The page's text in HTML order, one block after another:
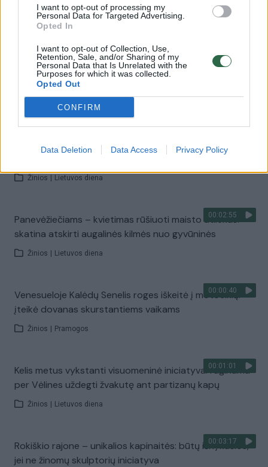
I want to opt-out of processing my
Personal Data for Targeted Advertising.
Opted In
I want to opt-out of Collection, Use,
Retention, Sale, and/or Sharing of my
Personal Data that Is Unrelated with the
Purposes for which it was collected.
Opted Out
CONFIRM
Data Deletion Data Access Privacy Policy
savo sukurtus produktus parduos mažesnėmis
kainomis
J. Pinskus: didesnė Lietuvos valdžios iniciatyva galėtų
nuo bado išgelbėti milijonus ukrainiečių
Žinios | Lietuvos diena
00:02:52
Palangoje – Ukrainos ir Lietuvos draugystės diena
Žinios Lietuvos diena
00:02:55
Panevėžiečiams – kvietimas rūšiuoti maisto atliekas:
skatina atskirti augalinės kilmės nuo gyvūninės
Žinios Lietuvos diena
00:00:40
Venesueloje Kalėdų Senelis roges iškeitė į motociklą:
įteikė dovanas skurstantiems vaikams
Žinios Pramogos
00:01:01
Kelis metus vykstanti visuomeninė iniciatyva: raginama
per Vėlines uždegti žvakutę ant partizanų kapų
Žinios Lietuvos diena
00:03:17
Rokiškio rajone – unikalios kapinaitės: būtų išnykusios,
jei ne žinomų skulptorių iniciatyva